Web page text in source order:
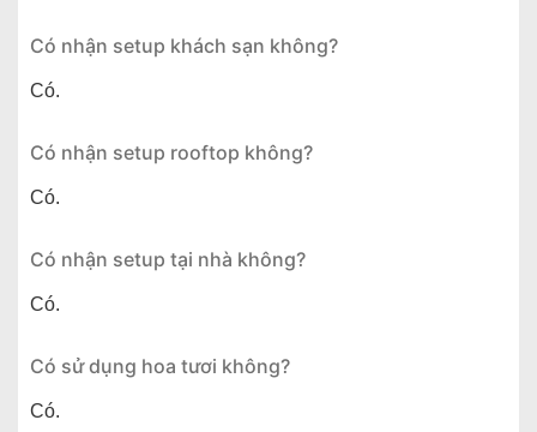
Có nhận setup khách sạn không?
Có.
Có nhận setup rooftop không?
Có.
Có nhận setup tại nhà không?
Có.
Có sử dụng hoa tươi không?
Có.